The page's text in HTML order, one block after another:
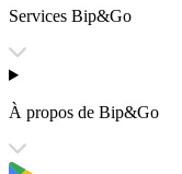
Services Bip&Go
À propos de Bip&Go